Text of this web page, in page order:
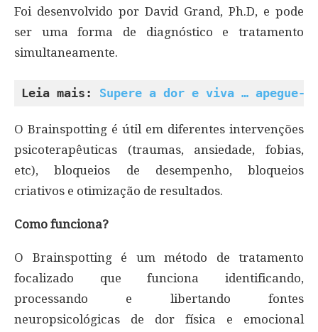
Foi desenvolvido por David Grand, Ph.D, e pode
ser uma forma de diagnóstico e tratamento
simultaneamente.
Leia mais: Supere a dor e viva … apegue-
O Brainspotting é útil em diferentes intervenções
psicoterapêuticas (traumas, ansiedade, fobias,
etc), bloqueios de desempenho, bloqueios
criativos e otimização de resultados.
Como funciona?
O Brainspotting é um método de tratamento
focalizado que funciona identificando,
processando e libertando fontes
neuropsicológicas de dor física e emocional